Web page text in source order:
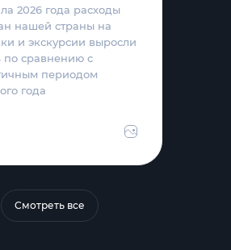
2026 года расходы
нашей страны на
и экскурсии выросли
по сравнению с
периодом
года
Смотреть все